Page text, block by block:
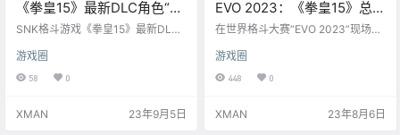
《拳皇15》最新DLC角色“堕
珑”PV公开，9月12日上线
SNK格斗游戏《拳皇15》最新DLC
陆PS4/PS5/Xbox Series X|S/PC。
游戏圈
58 0
XMAN 23年9月5日
EVO 2023：《拳皇15》总决
赛，中国选手“小孩”曾卓君
在世界格斗大赛“EVO 2023”现场的
孩”曾卓君打败了劲敌ET 大表哥.，
获得赛事总冠军，实现了一年双
冠。 对此，EVO官方发布了推文并
of the King）” 。 ​​​ PS：小孩这次比
游戏圈
448 0
XMAN 23年8月6日